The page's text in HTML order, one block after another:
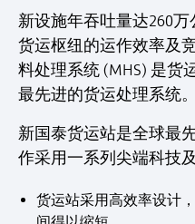
新设施年吞吐量达260
货运枢纽的运作效率及
料处理系统 (MHS) 是货
最先进的货运处理系统。
新国泰货运站是全球最
作采用一系列尖端科技
货运站采用高效率设计